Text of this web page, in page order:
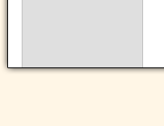
Navigation